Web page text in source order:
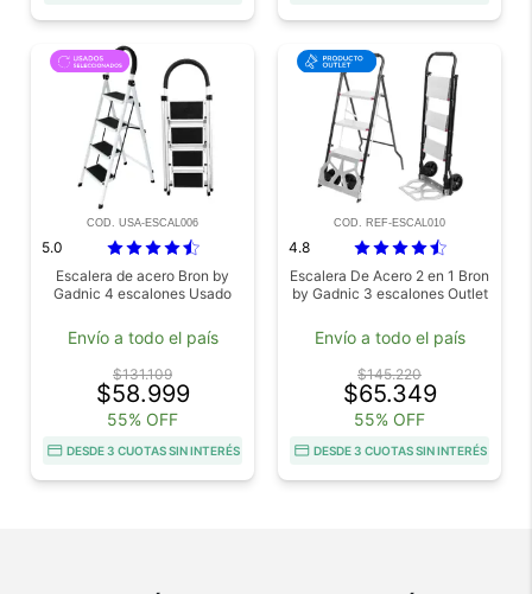
COD. USA-ESCAL006
5.0
Escalera de acero Bron by
Gadnic 4 escalones Usado
Envío a todo el país
$131.109
$58.999
55% OFF
DESDE 3 CUOTAS SIN INTERÉS
COD. REF-ESCAL010
4.8
Escalera De Acero 2 en 1 Bron
by Gadnic 3 escalones Outlet
Envío a todo el país
$145.220
$65.349
55% OFF
DESDE 3 CUOTAS SIN INTERÉS